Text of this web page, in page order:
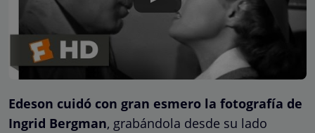
Edeson cuidó con gran esmero la fotografía de
Ingrid Bergman, grabándola desde su lado